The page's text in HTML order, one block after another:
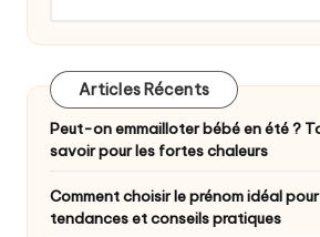
Articles Récents
Peut-on emmailloter bébé en été ?
savoir pour les fortes chaleurs
Comment choisir le prénom idéal
tendances et conseils pratiques